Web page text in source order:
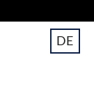
DE